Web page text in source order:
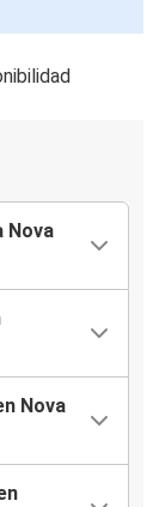
Nova
Nova